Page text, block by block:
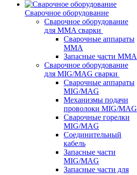
Сварочное оборудование
Сварочное оборудование
для MMA сварки
Сварочные аппараты
MMA
Запасные части MMA
Сварочное оборудование
для MIG/MAG сварки
Сварочные аппараты
MIG/MAG
Механизмы подачи
проволоки MIG/MAG
Сварочные горелки
MIG/MAG
Соединительный
кабель
Запасные части
MIG/MAG
Запасные части для